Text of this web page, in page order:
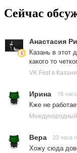
Сейчас
Анастасия
Казань в этот
какого то
VK Fest в
Ирина 18
Кже не
Международный
Вера 23 часа
Хожу сюда